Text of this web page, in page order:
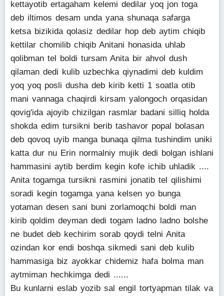
kettayotib ertagaham kelemi dedilar yoq jon toga
deb iltimos desam unda yana shunaqa safarga
ketsa bizikida qolasiz dedilar hop deb aytim chiqib
kettilar chomilib chiqib Anitani honasida uhlab
qolibman tel boldi tursam Anita bir ahvol dush
qilaman dedi kulib uzbechka qiynadimi deb kuldim
yoq yoq posli dusha deb kirib ketti 1 soatla otib
mani vannaga chaqirdi kirsam yalongoch orqasidan
qovig'ida ajoyib chizilgan rasmlar badani silliq holda
shokda edim tursikni berib tashavor popal bolasan
deb qovoq uyib manga bunaqa qilma tushindim uniki
katta dur nu Erin normalniy mujik dedi bolgan ishlani
hammasini aytib berdim kegin kofe ichib uhladik ....
Anita togamga tursikni rasmini jonatib tel qilishimi
soradi kegin togamga yana kelsen yo bunga
yotaman desen sani buni zorlamoqchi boldi man
kirib qoldim deyman dedi togam ladno ladno bolshe
ne budet deb kechirim sorab qoydi telni Anita
ozindan kor endi boshqa sikmedi sani deb kulib
hammasiga biz ayokkar chidemiz hafa bolma man
aytmiman hechkimga dedi ......
Bu kunlarni eslab yozib sal engil tortyapman tilak va